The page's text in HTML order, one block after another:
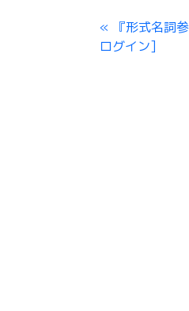
『形式名詞
ログイン]